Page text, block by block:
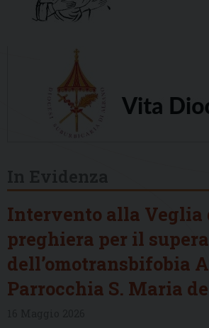
Intervento alla Veglia
preghiera per il
dell’omotransbifobia
Parrocchia S. Maria